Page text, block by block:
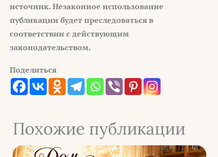
источник. Незаконное использование
публикации будет преследоваться в
соответствии с действующим
законодательством.
Поделиться
Похожие публикации